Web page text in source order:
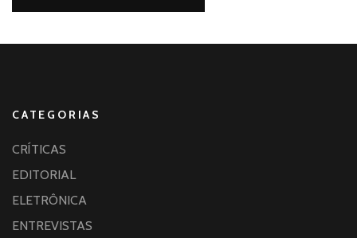
CATEGORIAS
CRÍTICAS
EDITORIAL
ELETRÔNICA
ENTREVISTAS